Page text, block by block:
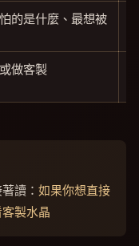
的是什麼、最想被
做客製
讀： 如果你想直接
製水晶